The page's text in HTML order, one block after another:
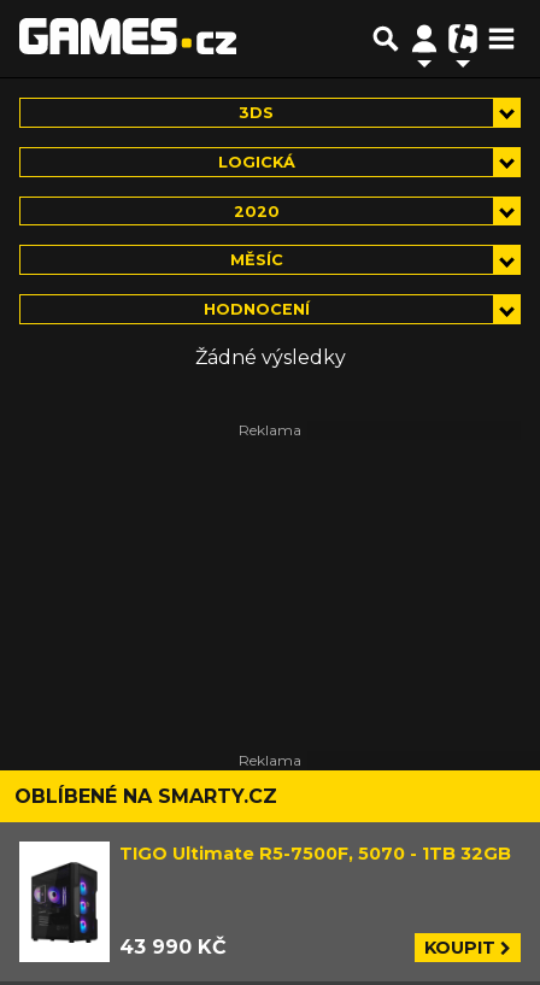
3DS
LOGICKÁ
2020
MĚSÍC
HODNOCENÍ
Žádné výsledky
OBLÍBENÉ NA SMARTY.CZ
TIGO Ultimate R5-7500F, 5070 - 1TB 32GB
43 990 KČ KOUPIT